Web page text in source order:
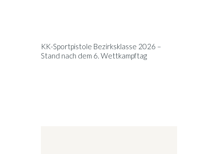
KK-Sportpistole Bezirksklasse 2026 –
Stand nach dem 6. Wettkampftag